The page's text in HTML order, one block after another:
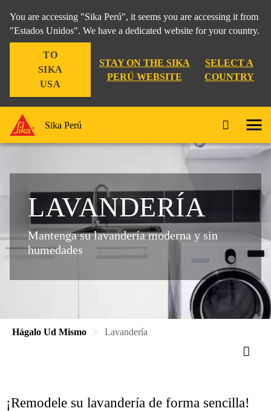
You are accessing "Sika Perú", it seems you are accessing it from
"Estados Unidos". We have a dedicated website for your country.
TO
SIKA
USA
STAY ON THE SIKA
PERÚ WEBSITE
SELECT A
COUNTRY
Sika Perú
LAVANDERÍA
Mantenga su lavandería moderna y sin
humedades
Hágalo Ud Mismo Lavandería
¡Remodele su lavandería de forma sencilla!